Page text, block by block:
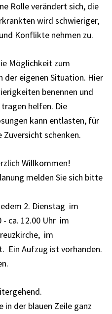
Rolle verändert sich, die
wird schwieriger,
Konflikte nehmen zu.
Möglichkeit zum
der eigenen Situation. Hier
benennen und
helfen. Die
kann entlasten, für
schenken.
Willkommen!
melden Sie sich bitte
2. Dienstag im
ca. 12.00 Uhr im
im
Ein Aufzug ist vorhanden.
der blauen Zeile ganz